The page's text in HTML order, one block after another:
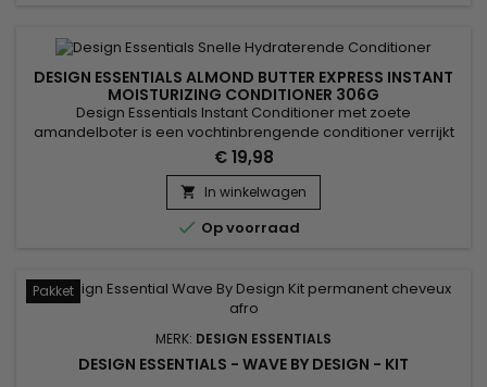
DESIGN ESSENTIALS ALMOND BUTTER EXPRESS INSTANT
MOISTURIZING CONDITIONER 306G
Design Essentials Instant Conditioner met zoete
amandelboter is een vochtinbrengende conditioner verrijkt
met zoete Amandelboter, Sesamolie en Tarweproteïne en
zorgt voor onmiddellijke hydratatie van het haar, ontwart en
sluit de nagelriemen.&nbsp; Het verbetert de
beheersbaarheid en voegt body en glans toe. &nbsp;Design
Essentials Expess Instant...
€ 19,98
 In winkelwagen
 Op voorraad
Pakket
MERK: DESIGN ESSENTIALS
DESIGN ESSENTIALS - WAVE BY DESIGN - KIT